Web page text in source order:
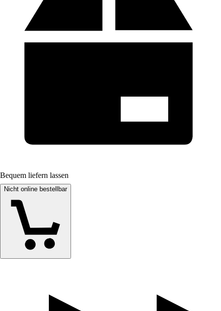
Bequem liefern lassen
Nicht online bestellbar